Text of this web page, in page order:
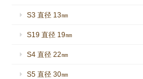
S3 直径 13㎜
S19 直径 19㎜
S4 直径 22㎜
S5 直径 30㎜